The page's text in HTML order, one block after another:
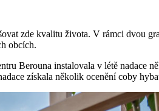
zde kvalitu života. V rámci dvou
obcích.
Berouna instalovala v létě nadace
získala několik ocenění coby